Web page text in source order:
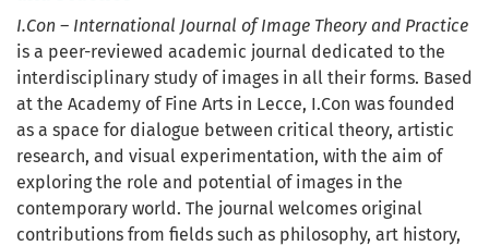
I.Con – International Journal of Image Theory and Practice
is a peer-reviewed academic journal dedicated to the
interdisciplinary study of images in all their forms. Based
at the Academy of Fine Arts in Lecce, I.Con was founded
as a space for dialogue between critical theory, artistic
research, and visual experimentation, with the aim of
exploring the role and potential of images in the
contemporary world. The journal welcomes original
contributions from fields such as philosophy, art history,